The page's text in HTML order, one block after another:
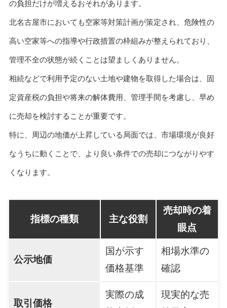
の負担だけが増えるおそれがあります。
北名古屋市においても空家等対策計画が策定され、危険性の
高い空家等への指導や行政措置の枠組みが整えられており、
管理不全の状態が続くことは望ましくありません。
相続などで利用予定のない土地や建物を取得した場合は、固
定資産税の負担や将来の解体費用、管理手間を考慮し、早め
に売却を検討することが重要です。
特に、周辺の地価が上昇している局面では、市場環境が良好
なうちに動くことで、より良い条件での売却につながりやす
くなります。
指標の種類 主な役割
売却時の着
眼点
公示地価
国が示す
価格基準
相場水準の
確認
取引価格
実際の成
現実的な売